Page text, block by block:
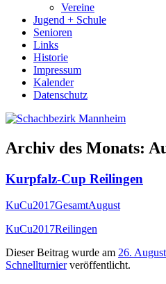
Vereine
Jugend + Schule
Senioren
Links
Historie
Impressum
Kalender
Datenschutz
Archiv des Monats:
Kurpfalz-Cup Reilingen
KuCu2017GesamtAugust
KuCu2017Reilingen
Dieser Beitrag wurde am 26.
Schnellturnierveröffentlicht.